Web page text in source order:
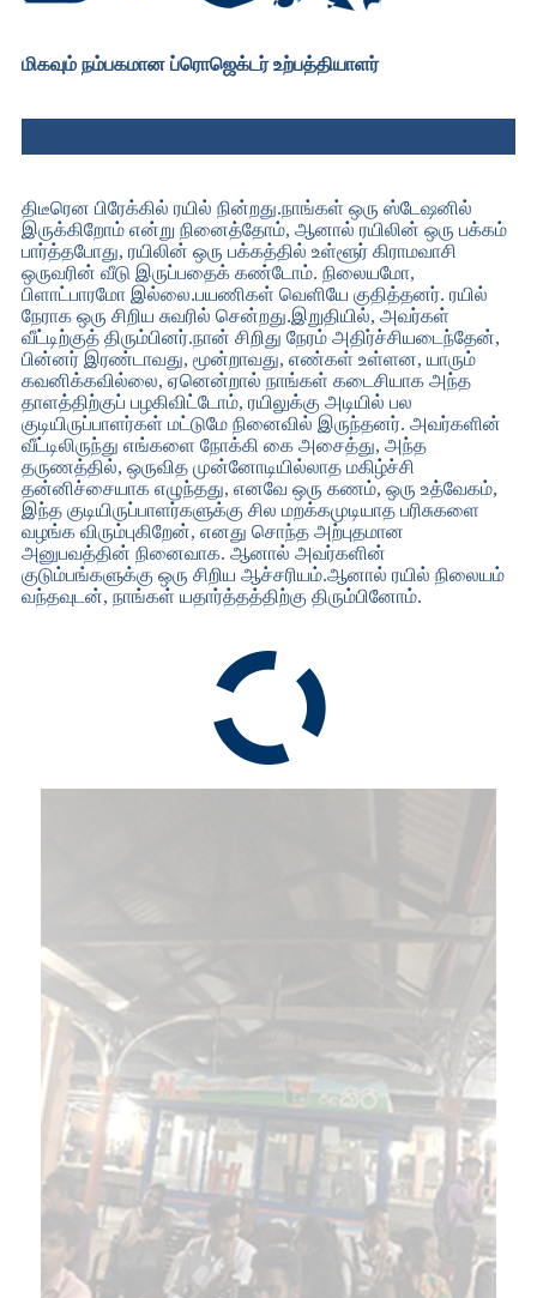
மிகவும் நம்பகமான ப்ரொஜெக்டர் உற்பத்தியாளர்
திடீரென பிரேக்கில் ரயில் நின்றது.நாங்கள் ஒரு ஸ்டேஷனில்
இருக்கிறோம் என்று நினைத்தோம், ஆனால் ரயிலின் ஒரு பக்கம்
பார்த்தபோது, ​​ரயிலின் ஒரு பக்கத்தில் உள்ளூர் கிராமவாசி
ஒருவரின் வீடு இருப்பதைக் கண்டோம். நிலையமோ,
பிளாட்பாரமோ இல்லை.பயணிகள் வெளியே குதித்தனர். ரயில்
நேராக ஒரு சிறிய சுவரில் சென்றது.இறுதியில், அவர்கள்
வீட்டிற்குத் திரும்பினர்.நான் சிறிது நேரம் அதிர்ச்சியடைந்தேன்,
பின்னர் இரண்டாவது, மூன்றாவது, எண்கள் உள்ளன, யாரும்
கவனிக்கவில்லை, ஏனென்றால் நாங்கள் கடைசியாக அந்த
தாளத்திற்குப் பழகிவிட்டோம், ரயிலுக்கு அடியில் பல
குடியிருப்பாளர்கள் மட்டுமே நினைவில் இருந்தனர். அவர்களின்
வீட்டிலிருந்து எங்களை நோக்கி கை அசைத்து, அந்த
தருணத்தில், ஒருவித முன்னோடியில்லாத மகிழ்ச்சி
தன்னிச்சையாக எழுந்தது, எனவே ஒரு கணம், ஒரு உத்வேகம்,
இந்த குடியிருப்பாளர்களுக்கு சில மறக்கமுடியாத பரிசுகளை
வழங்க விரும்புகிறேன், எனது சொந்த அற்புதமான
அனுபவத்தின் நினைவாக. ஆனால் அவர்களின்
குடும்பங்களுக்கு ஒரு சிறிய ஆச்சரியம்.ஆனால் ரயில் நிலையம்
வந்தவுடன், நாங்கள் யதார்த்தத்திற்கு திரும்பினோம்.